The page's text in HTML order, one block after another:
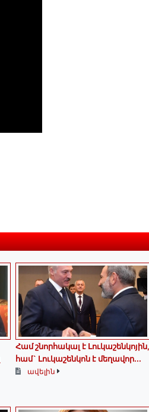
Համ շնորհակալ է Լուկաշենկոյին,
համ` Լուկաշենկոն է մեղավոր․․․
ավելին